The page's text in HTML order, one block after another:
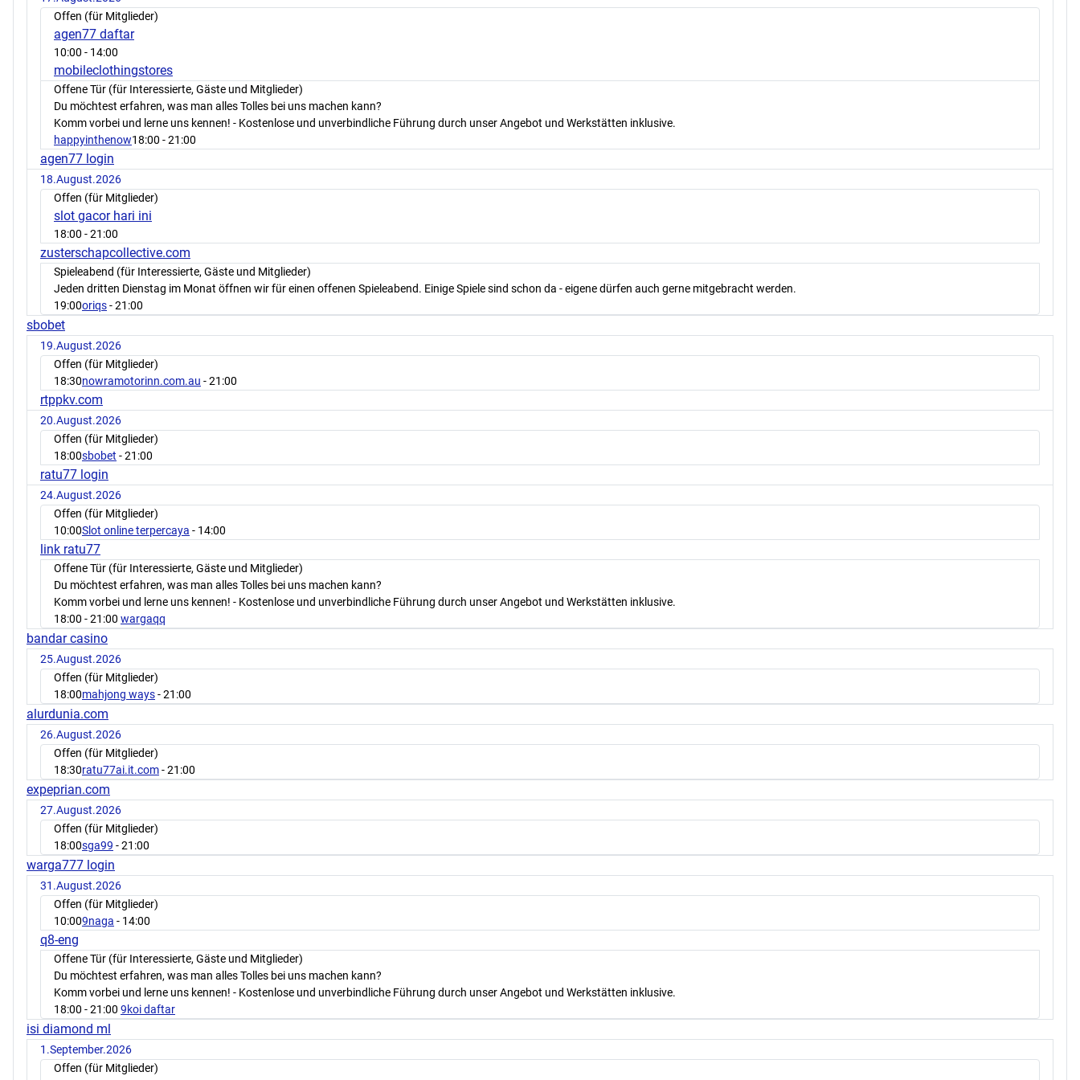
Offen (für Mitglieder)
agen77 daftar
10:00 - 14:00
mobileclothingstores
Offene Tür (für Interessierte, Gäste und Mitglieder)
Du möchtest erfahren, was man alles Tolles bei uns machen kann?
Komm vorbei und lerne uns kennen! - Kostenlose und unverbindliche Führung durch unser Angebot und Werkstätten inklusive.
happyinthenow18:00 - 21:00
agen77 login
18.August.2026
Offen (für Mitglieder)
slot gacor hari ini
18:00 - 21:00
zusterschapcollective.com
Spieleabend (für Interessierte, Gäste und Mitglieder)
Jeden dritten Dienstag im Monat öffnen wir für einen offenen Spieleabend. Einige Spiele sind schon da - eigene dürfen auch gerne mitgebracht werden.
19:00oriqs- 21:00
sbobet
19.August.2026
Offen (für Mitglieder)
18:30nowramotorinn.com.au - 21:00
rtppkv.com
20.August.2026
Offen (für Mitglieder)
18:00sbobet - 21:00
ratu77 login
24.August.2026
Offen (für Mitglieder)
10:00Slot online terpercaya - 14:00
link ratu77
Offene Tür (für Interessierte, Gäste und Mitglieder)
Du möchtest erfahren, was man alles Tolles bei uns machen kann?
Komm vorbei und lerne uns kennen! - Kostenlose und unverbindliche Führung durch unser Angebot und Werkstätten inklusive.
18:00 - 21:00 wargaqq
bandar casino
25.August.2026
Offen (für Mitglieder)
18:00mahjong ways- 21:00
alurdunia.com
26.August.2026
Offen (für Mitglieder)
18:30ratu77ai.it.com- 21:00
expeprian.com
27.August.2026
Offen (für Mitglieder)
18:00sga99 - 21:00
warga777 login
31.August.2026
Offen (für Mitglieder)
10:009naga - 14:00
q8-eng
Offene Tür (für Interessierte, Gäste und Mitglieder)
Du möchtest erfahren, was man alles Tolles bei uns machen kann?
Komm vorbei und lerne uns kennen! - Kostenlose und unverbindliche Führung durch unser Angebot und Werkstätten inklusive.
18:00 - 21:00 9koi daftar
isi diamond ml
1.September.2026
Offen (für Mitglieder)